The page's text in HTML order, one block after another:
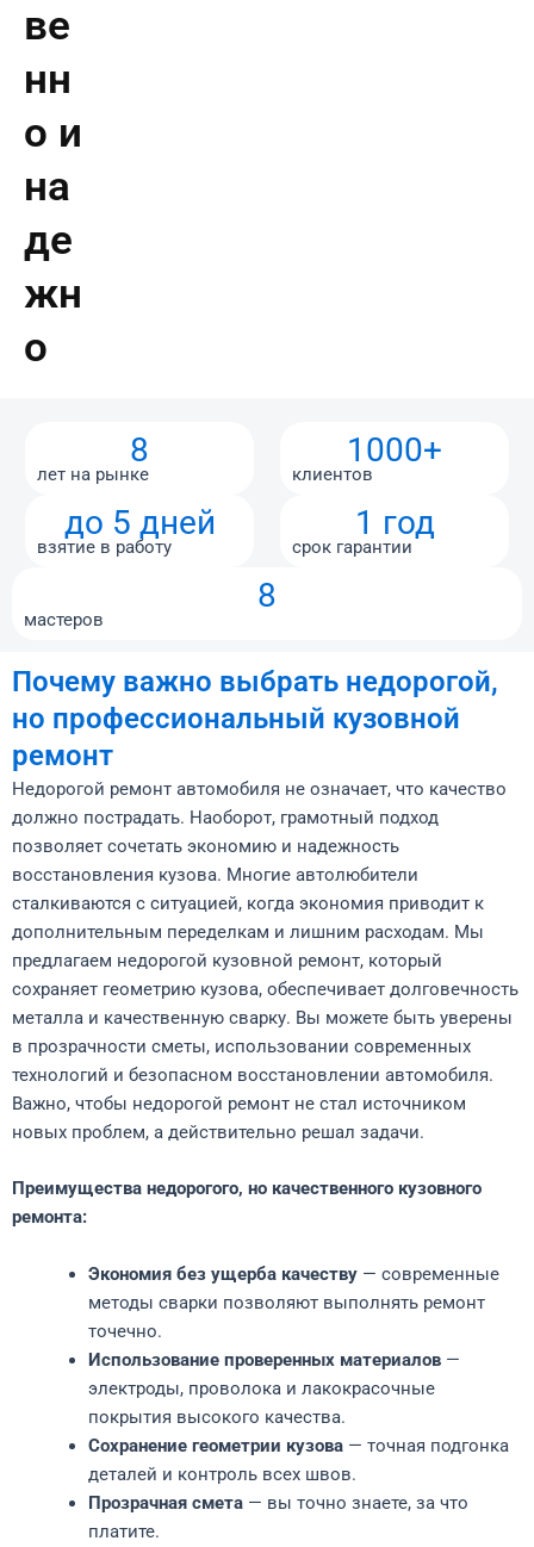
ве
нн
о и
на
де
жн
о
8
лет на рынке
1000+
клиентов
до 5 дней
взятие в работу
1 год
срок гарантии
8
мастеров
Почему важно выбрать недорогой,
но профессиональный кузовной
ремонт
Недорогой ремонт автомобиля не означает, что качество
должно пострадать. Наоборот, грамотный подход
позволяет сочетать экономию и надежность
восстановления кузова. Многие автолюбители
сталкиваются с ситуацией, когда экономия приводит к
дополнительным переделкам и лишним расходам. Мы
предлагаем недорогой кузовной ремонт, который
сохраняет геометрию кузова, обеспечивает долговечность
металла и качественную сварку. Вы можете быть уверены
в прозрачности сметы, использовании современных
технологий и безопасном восстановлении автомобиля.
Важно, чтобы недорогой ремонт не стал источником
новых проблем, а действительно решал задачи.
Преимущества недорогого, но качественного кузовного
ремонта:
Экономия без ущерба качеству— современные
методы сварки позволяют выполнять ремонт
точечно.
Использование проверенных материалов—
электроды, проволока и лакокрасочные
покрытия высокого качества.
Сохранение геометрии кузова— точная подгонка
деталей и контроль всех швов.
Прозрачная смета— вы точно знаете, за что
платите.